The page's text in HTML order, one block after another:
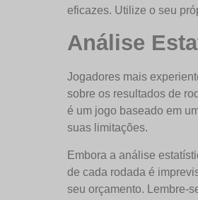
eficazes. Utilize o seu
Análise
Jogadores mais
sobre os resultados de
é um jogo baseado em
suas limitações.
Embora a análise
de cada rodada é
seu orçamento. Lembre-